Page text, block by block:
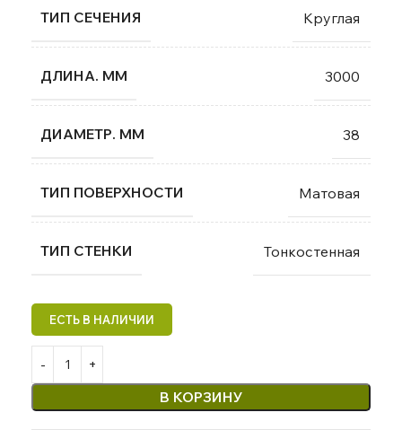
ТИП СЕЧЕНИЯ Круглая
ДЛИНА. ММ 3000
ДИАМЕТР. ММ 38
ТИП ПОВЕРХНОСТИ Матовая
ТИП СТЕНКИ Тонкостенная
В КОРЗИНУ